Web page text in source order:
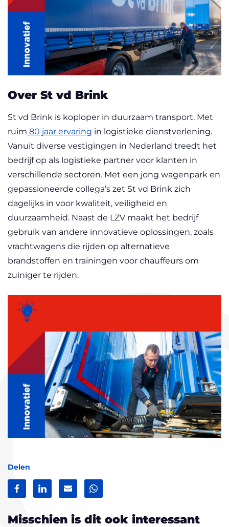
Over St vd Brink
St vd Brink is koploper in duurzaam transport. Met
ruim 80 jaar ervaring in logistieke dienstverlening.
Vanuit diverse vestigingen in Nederland treedt het
bedrijf op als logistieke partner voor klanten in
verschillende sectoren. Met een jong wagenpark en
gepassioneerde collega’s zet St vd Brink zich
dagelijks in voor kwaliteit, veiligheid en
duurzaamheid. Naast de LZV maakt het bedrijf
gebruik van andere innovatieve oplossingen, zoals
vrachtwagens die rijden op alternatieve
brandstoffen en trainingen voor chauffeurs om
zuiniger te rijden.
Delen
Misschien is dit ook interessant